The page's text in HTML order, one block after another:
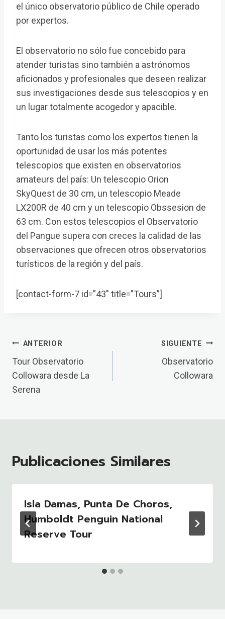
el único observatorio público de Chile operado
por expertos.
El observatorio no sólo fue concebido para
atender turistas sino también a astrónomos
aficionados y profesionales que deseen realizar
sus investigaciones desde sus telescopios y en
un lugar totalmente acogedor y apacible.
Tanto los turistas como los expertos tienen la
oportunidad de usar los más potentes
telescopios que existen en observatorios
amateurs del país: Un telescopio Orion
SkyQuest de 30 cm, un telescopio Meade
LX200R de 40 cm y un telescopio Obssesion de
63 cm. Con estos telescopios el Observatorio
del Pangue supera con creces la calidad de las
observaciones que ofrecen otros observatorios
turísticos de la región y del país.
[contact-form-7 id=”43″ title=”Tours”]
Navegación
De
Entradas
ANTERIOR
Tour Observatorio
Collowara desde La
Serena
SIGUIENTE
Observatorio
Collowara
Publicaciones Similares
Isla Damas, Punta De Choros,
Humboldt Penguin National
Reserve Tour